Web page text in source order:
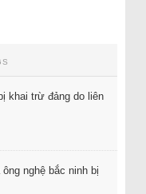
khai trừ đảng do liên
nghệ bắc ninh bị